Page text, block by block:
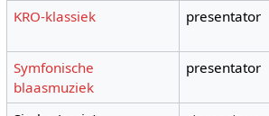
KRO-klassiek
presentator
Symfonische
blaasmuziek
presentator